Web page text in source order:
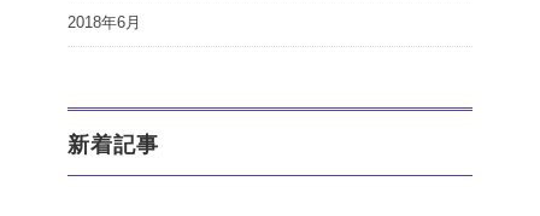
2018年6月
新着記事